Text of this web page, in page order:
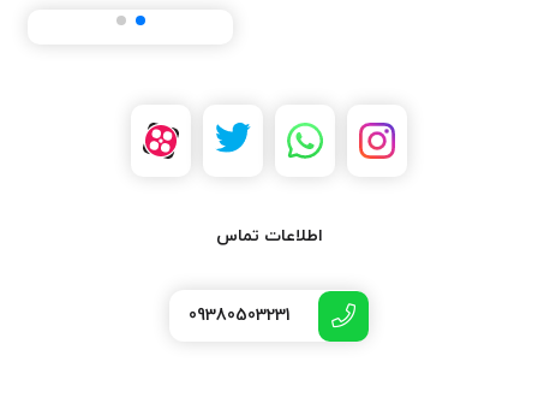
اطلاعات تماس
09380503231